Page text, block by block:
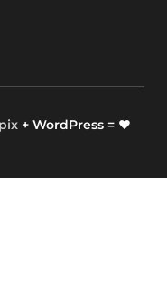
+ WordPress = ❤